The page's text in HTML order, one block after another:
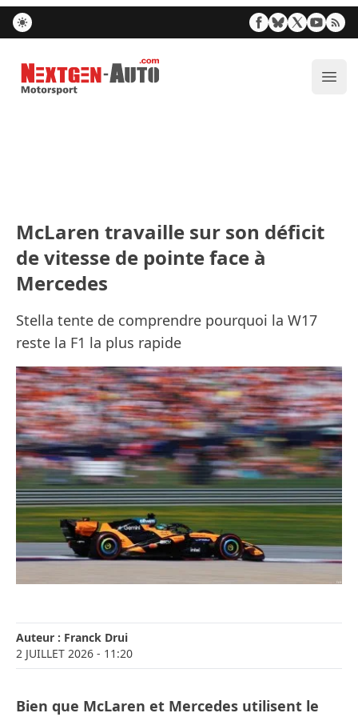
Nextgen-Auto.com
McLaren travaille sur son déficit
de vitesse de pointe face à
Mercedes
Stella tente de comprendre pourquoi la W17
reste la F1 la plus rapide
Auteur : Franck Drui
2 JUILLET 2026 - 11:20
Bien que McLaren et Mercedes utilisent le